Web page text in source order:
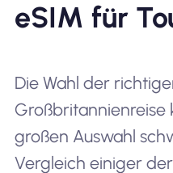
eSIM für
Die Wahl der
Großbritannienreise
großen Auswahl
Vergleich einiger